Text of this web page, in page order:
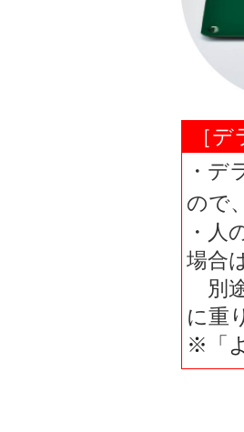
［
・デ
ので、
・人
場合
別
に重
※「